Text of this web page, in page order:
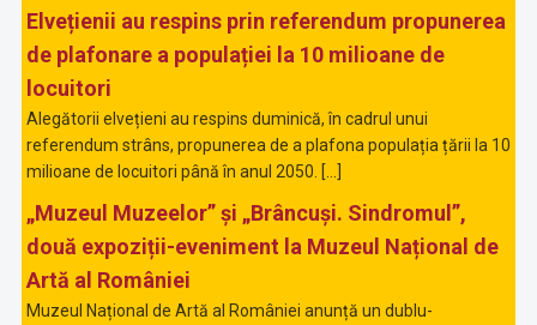
Elvețienii au respins prin referendum propunerea
de plafonare a populației la 10 milioane de
locuitori
Alegătorii elvețieni au respins duminică, în cadrul unui
referendum strâns, propunerea de a plafona populația țării la 10
milioane de locuitori până în anul 2050. […]
„Muzeul Muzeelor” și „Brâncuși. Sindromul”,
două expoziții-eveniment la Muzeul Național de
Artă al României
Muzeul Național de Artă al României anunță un dublu-